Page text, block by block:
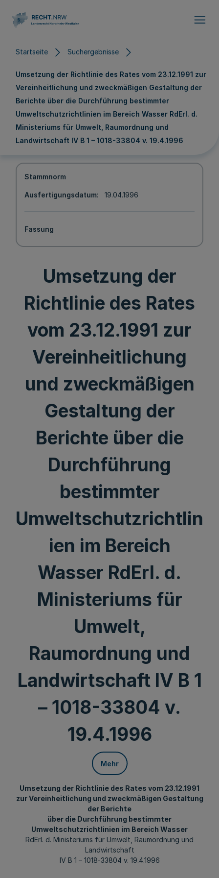
Startseite Suchergebnisse
Umsetzung der Richtlinie des Rates vom 23.12.1991 zur
Vereinheitlichung und zweckmäßigen Gestaltung der
Berichte über die Durchführung bestimmter
Umweltschutzrichtlinien im Bereich Wasser RdErl. d.
Ministeriums für Umwelt, Raumordnung und
Landwirtschaft IV B 1 – 1018-33804 v. 19.4.1996
Stammnorm
Ausfertigungsdatum 19.04.1996
Fassung
Umsetzung der
Richtlinie des Rates
vom 23.12.1991 zur
Vereinheitlichung
und zweckmäßigen
Gestaltung der
Berichte über die
Durchführung
bestimmter
Umweltschutzrichtlin
ien im Bereich
Wasser RdErl. d.
Ministeriums für
Umwelt,
Raumordnung und
Landwirtschaft IV B 1
– 1018-33804 v.
19.4.1996
Mehr
Umsetzung der Richtlinie des Rates vom 23.12.1991
zur Vereinheitlichung und zweckmäßigen Gestaltung
der Berichte
über die Durchführung bestimmter
Umweltschutzrichtlinien im Bereich Wasser
RdErl. d. Ministeriums für Umwelt, Raumordnung und
Landwirtschaft
IV B 1 – 1018-33804 v. 19.4.1996